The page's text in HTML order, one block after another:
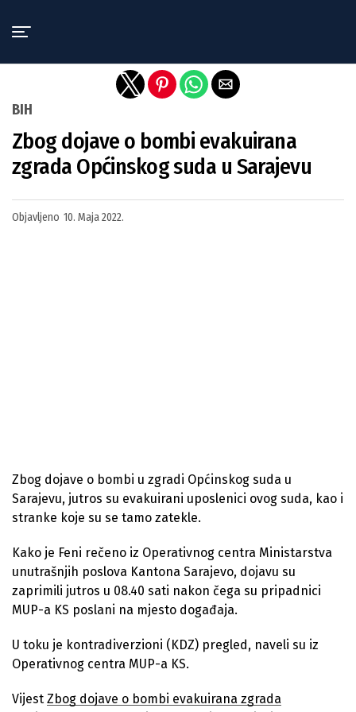
BIH
Zbog dojave o bombi evakuirana
zgrada Općinskog suda u Sarajevu
Objavljeno 10. Maja 2022.
Zbog dojave o bombi u zgradi Općinskog suda u
Sarajevu, jutros su evakuirani uposlenici ovog suda, kao i
stranke koje su se tamo zatekle.
Kako je Feni rečeno iz Operativnog centra Ministarstva
unutrašnjih poslova Kantona Sarajevo, dojavu su
zaprimili jutros u 08.40 sati nakon čega su pripadnici
MUP-a KS poslani na mjesto događaja.
U toku je kontradiverzioni (KDZ) pregled, naveli su iz
Operativnog centra MUP-a KS.
Vijest Zbog dojave o bombi evakuirana zgrada